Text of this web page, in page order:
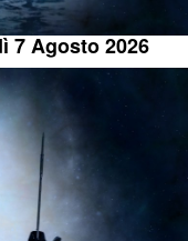
7 Agosto 2026